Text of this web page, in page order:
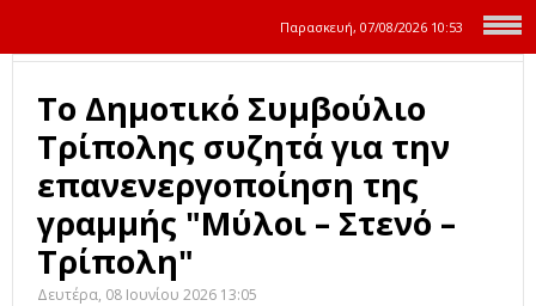
Παρασκευή, 07/08/2026 10:53
Το Δημοτικό Συμβούλιο
Τρίπολης συζητά για την
επανενεργοποίηση της
γραμμής "Μύλοι – Στενό –
Τρίπολη"
Δευτέρα, 08 Ιουνίου 2026 13:05